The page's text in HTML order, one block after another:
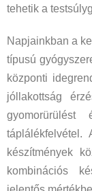
tehetik a
Napjainkban a
típusú
központi
jóllakottság
táplálékfelvétel.
készítmények
kombinációs